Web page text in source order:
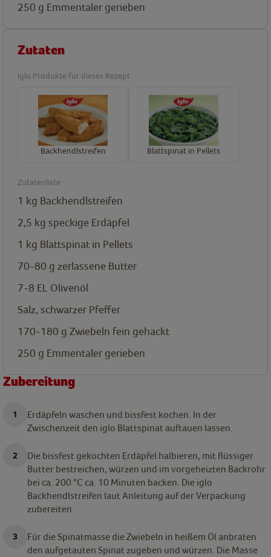
250 g Emmentaler gerieben
Zutaten
Iglo Produkte für dieses Rezept
Backhendlstreifen Blattspinat in Pellets
Zutatenliste
1 kg Backhendlstreifen
2,5 kg speckige Erdäpfel
1 kg Blattspinat in Pellets
70-80 g zerlassene Butter
7-8 EL Olivenöl
Salz, schwarzer Pfeffer
170-180 g Zwiebeln fein gehackt
250 g Emmentaler gerieben
Zubereitung
Erdäpfeln waschen und bissfest kochen. In der
Zwischenzeit den iglo Blattspinat auftauen lassen.
Die bissfest gekochten Erdäpfel halbieren, mit flüssiger
Butter bestreichen, würzen und im vorgeheizten Backrohr
bei ca. 200 °C ca. 10 Minuten backen. Die iglo
Backhendlstreifen laut Anleitung auf der Verpackung
zubereiten.
Für die Spinatmasse die Zwiebeln in heißem Öl anbraten
den aufgetauten Spinat zugeben und würzen. Die Masse